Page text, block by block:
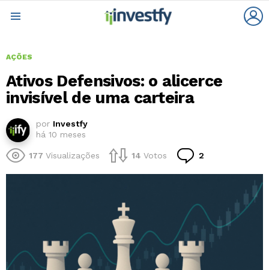
AÇÕES
Ativos Defensivos: o alicerce
invisível de uma carteira
por Investfy
há 10 meses
177 Visualizações 14 Votos 2